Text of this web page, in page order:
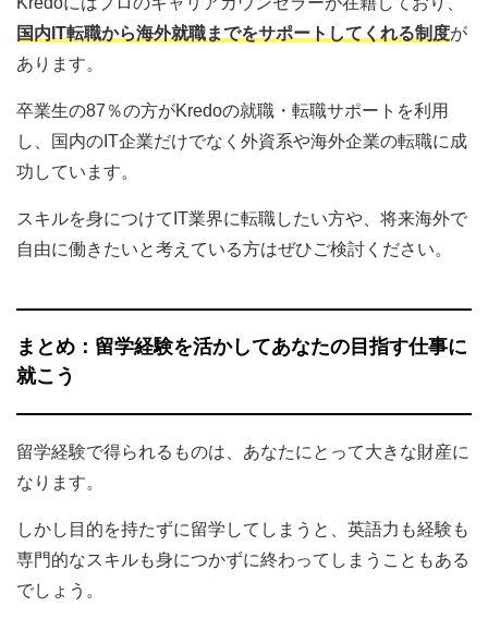
国内IT転職から海外就職までをサポートしてくれる制度が
あります。
卒業生の87％の方がKredoの就職・転職サポートを利用
し、国内のIT企業だけでなく外資系や海外企業の転職に成
功しています。
スキルを身につけてIT業界に転職したい方や、将来海外で
自由に働きたいと考えている方はぜひご検討ください。
まとめ：留学経験を活かしてあなたの目指す仕事に
就こう
留学経験で得られるものは、あなたにとって大きな財産に
なります。
しかし目的を持たずに留学してしまうと、英語力も経験も
専門的なスキルも身につかずに終わってしまうこともある
でしょう。